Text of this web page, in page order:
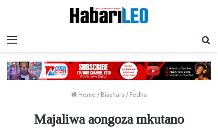
Home / Biashara/ Fedha
Majaliwa aongoza mkutano